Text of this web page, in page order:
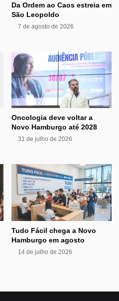
Da Ordem ao Caos estreia em
São Leopoldo
7 de agosto de 2026
Oncologia deve voltar a
Novo Hamburgo até 2028
31 de julho de 2026
Tudo Fácil chega a Novo
Hamburgo em agosto
14 de julho de 2026